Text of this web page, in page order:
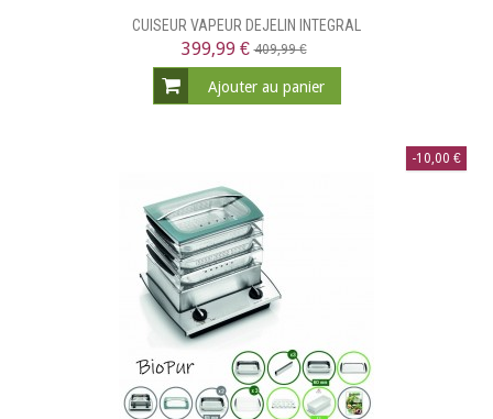
CUISEUR VAPEUR DEJELIN INTEGRAL
399,99 €409,99 €
Ajouter au panier
-10,00 €